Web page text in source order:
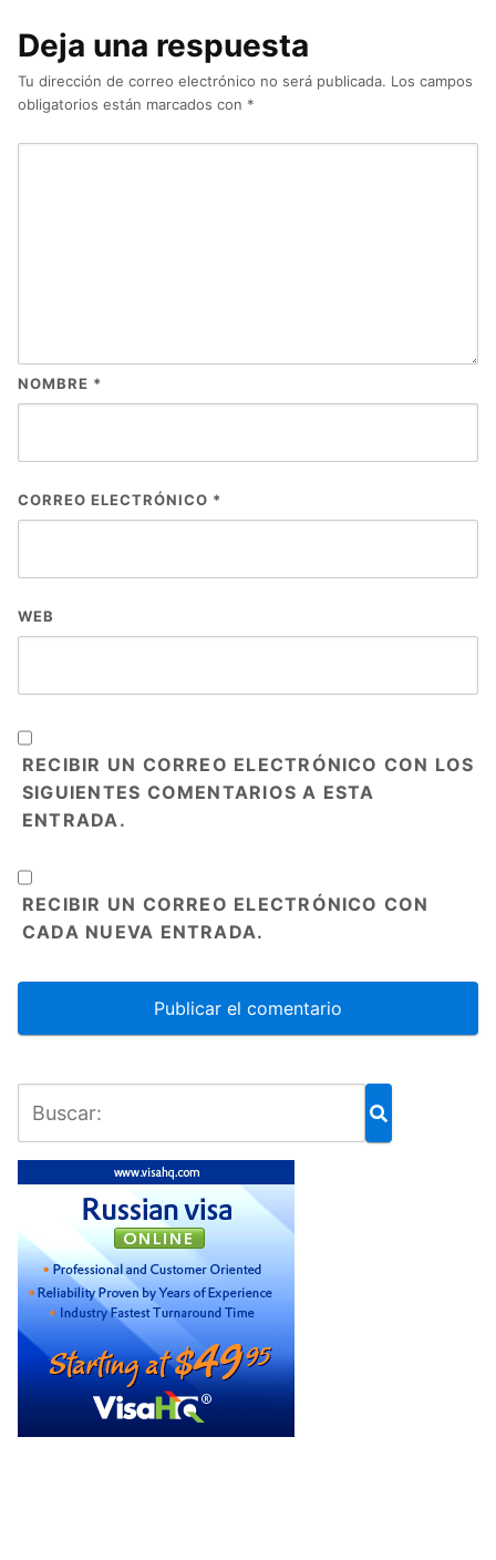
Deja una respuesta
Tu dirección de correo electrónico no será publicada. Los campos
obligatorios están marcados con *
NOMBRE *
CORREO ELECTRÓNICO *
WEB
RECIBIR UN CORREO ELECTRÓNICO CON LOS
SIGUIENTES COMENTARIOS A ESTA
ENTRADA.
RECIBIR UN CORREO ELECTRÓNICO CON
CADA NUEVA ENTRADA.